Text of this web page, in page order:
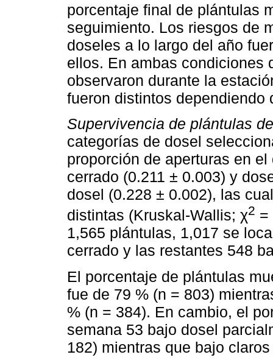
porcentaje final de plántulas
seguimiento. Los riesgos de
doseles a lo largo del año
ellos. En ambas condiciones
observaron durante la
fueron distintos dependiendo
Supervivencia de plántulas de
categorías de dosel
proporción de aperturas en
cerrado (0.211 ± 0.003) y
dosel (0.228 ± 0.002), las
distintas (Kruskal-Wallis; χ2 =
1,565 plántulas, 1,017 se
cerrado y las restantes 548
El porcentaje de plántulas
fue de 79 % (n = 803)
% (n = 384). En cambio, el
semana 53 bajo dosel
182) mientras que bajo